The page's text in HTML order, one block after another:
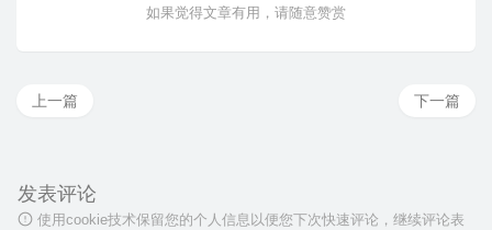
如果觉得文章有用，请随意赞赏
下一篇
上一篇
发表评论
使用cookie技术保留您的个人信息以便您下次快速评论，继续评论表